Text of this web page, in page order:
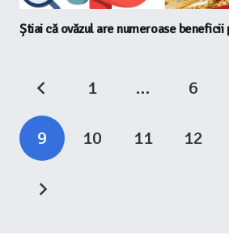
Știai că ovăzul are numeroase beneficii
1 … 6
9 10 11 12